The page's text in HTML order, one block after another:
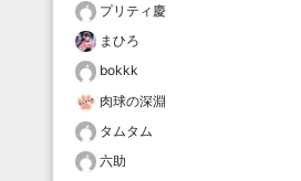
プリティ慶
まひろ
bokkk
肉球の深淵
タムタム
六助